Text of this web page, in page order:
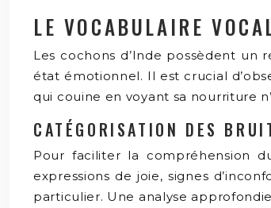
LE VOCABULAIRE
Les cochons d’Inde possèdent
état émotionnel. Il est crucial
qui couine en voyant sa nourriture
CATÉGORISATION DES
Pour faciliter la compréhension
expressions de joie, signes
particulier. Une analyse